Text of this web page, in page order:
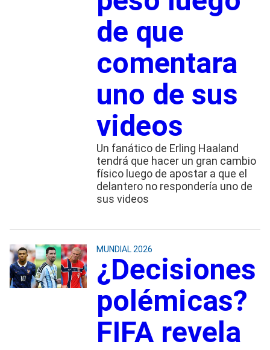
de que
comentara
uno de sus
videos
Un fanático de Erling Haaland
tendrá que hacer un gran cambio
físico luego de apostar a que el
delantero no respondería uno de
sus videos
MUNDIAL 2026
¿Decisiones
polémicas?
FIFA revela